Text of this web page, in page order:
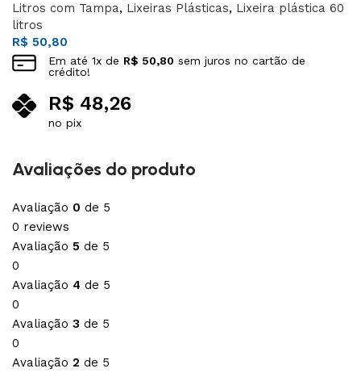
Litros com Tampa, Lixeiras Plásticas, Lixeira plástica 60
litros
R$ 50,80
Em até 1x de R$ 50,80 sem juros no cartão de
crédito!
R$ 48,26
no pix
Avaliações do produto
Avaliação 0 de 5
0 reviews
Avaliação 5 de 5
0
Avaliação 4 de 5
0
Avaliação 3 de 5
0
Avaliação 2 de 5